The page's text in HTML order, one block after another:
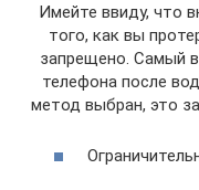
Имейте ввиду, что
того, как вы
запрещено. Самый
телефона после
метод выбран, это